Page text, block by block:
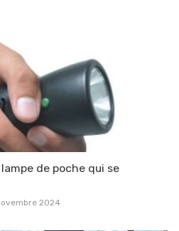
de poche qui se
2024